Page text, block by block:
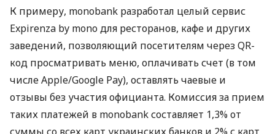
К примеру, monobank разработал целый сервис
Expirenza by mono для ресторанов, кафе и других
заведений, позволяющий посетителям через QR-
код просматривать меню, оплачивать счет (в том
числе Apple/Google Pay), оставлять чаевые и
отзывы без участия официанта. Комиссия за прием
таких платежей в monobank составляет 1,3% от